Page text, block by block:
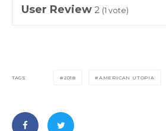
User Review 2 (1 vote)
TAGS 2018 AMERICAN UTOPIA